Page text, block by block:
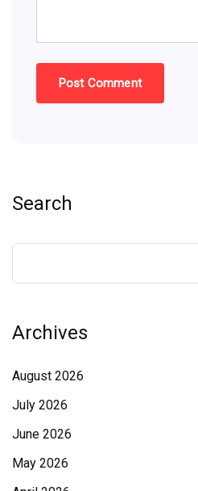
Search
Archives
August 2026
July 2026
June 2026
May 2026